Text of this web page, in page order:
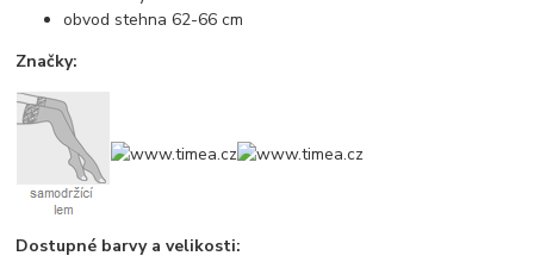
obvod stehna 62-66 cm
Značky:
Dostupné barvy a velikosti: